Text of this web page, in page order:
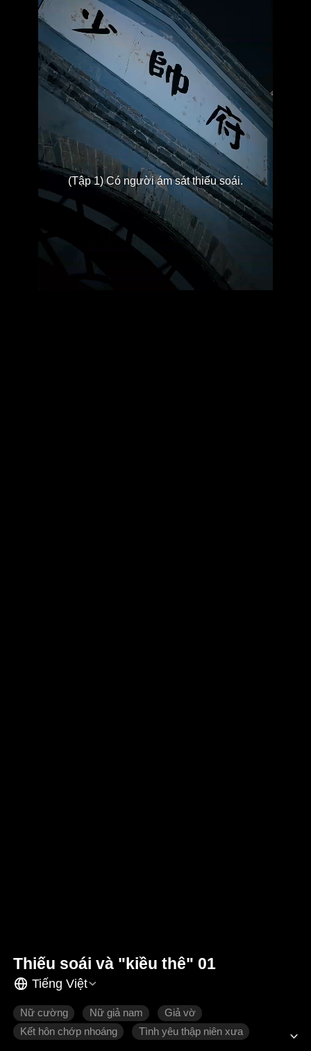
(Tập 1) Có người ám sát thiếu soái.
Thiếu soái và "kiều thê" 01
Tiếng Việt
Nữ cường Nữ giả nam
Giả vờ
Kết hôn chớp nhoáng
Tình yêu thập niên xưa